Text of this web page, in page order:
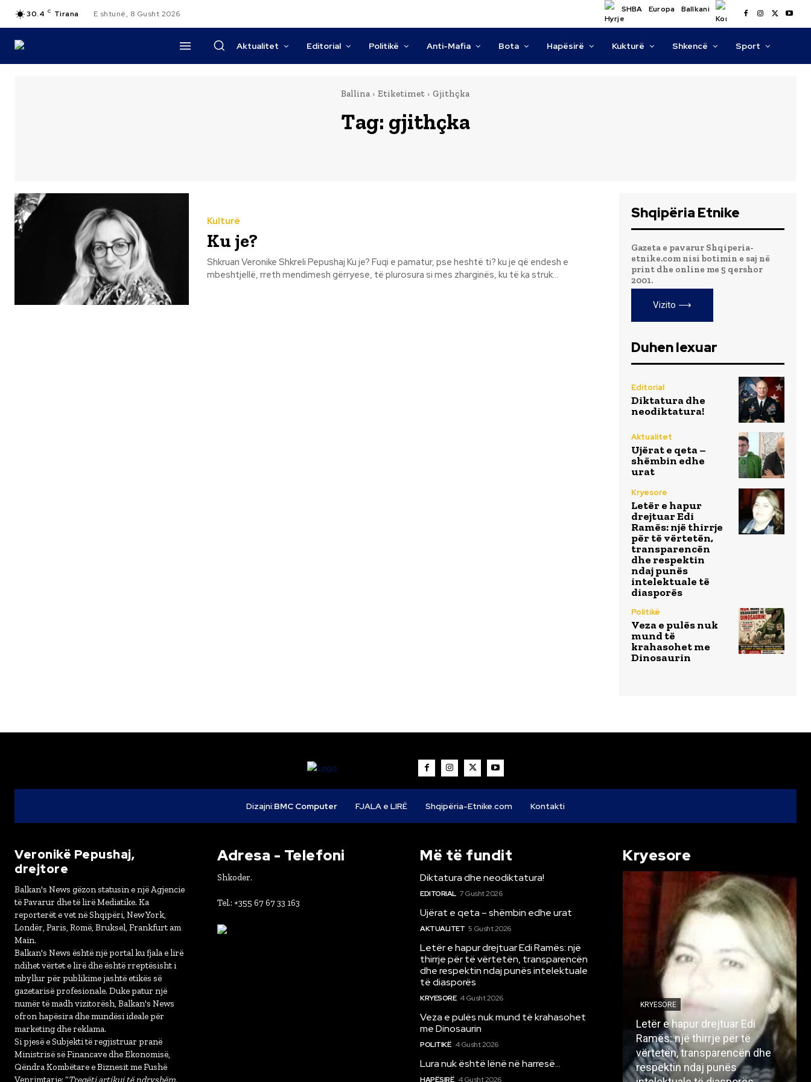
30.4 C Tirana E shtunë, 8 Gusht 2026 SHBA Europa Ballkani
Aktualitet Editorial Politikë Anti-Mafia Bota Hapësirë Kukturë Shkencë Sport
Ballina Etiketimet Gjithçka
Tag: gjithçka
Kulturë
Ku je?
Shkruan Veronike Shkreli Pepushaj Ku je? Fuqi e pamatur, pse heshtë ti? ku je që endesh e
mbeshtjellë, rreth mendimesh gërryese, të plurosura si mes zharginës, ku të ka struk...
Shqipëria Etnike
Gazeta e pavarur Shqiperia-
etnike.com nisi botimin e saj në
print dhe online me 5 qershor
2001.
Vizito ⟶
Duhen lexuar
Editorial
Diktatura dhe
neodiktatura!
Aktualitet
Ujërat e qeta –
shëmbin edhe
urat
Kryesore
Letër e hapur
drejtuar Edi
Ramës: një thirrje
për të vërtetën,
transparencën
dhe respektin
ndaj punës
intelektuale të
diasporës
Politikë
Veza e pulës nuk
mund të
krahasohet me
Dinosaurin
Dizajni:BMC Computer FJALA e LIRË Shqipëria-Etnike.com Kontakti
Veronikë Pepushaj,
drejtore
Balkan's News gëzon statusin e një Agjencie
të Pavarur dhe të lirë Mediatike. Ka
reporterët e vet në Shqipëri, New York,
Londër, Paris, Romë, Bruksel, Frankfurt am
Main.
Balkan's News është një portal ku fjala e lirë
ndihet vërtet e lirë dhe është rreptësisht i
mbyllur për publikime jashtë etikës së
gazetarisë profesionale. Duke patur një
numër të madh vizitorësh, Balkan's News
ofron hapësira dhe mundësi ideale për
marketing dhe reklama.
Si pjesë e Subjekti të regjistruar pranë
Ministrisë së Financave dhe Ekonomisë,
Qëndra Kombëtare e Biznesit me Fushë
Veprimtarie: “Tregëti artikuj të ndryshëm,
Adresa - Telefoni
Shkoder.
Tel.: +355 67 67 33 163
Më të fundit
Diktatura dhe neodiktatura!
EDITORIAL 7 Gusht 2026
Ujërat e qeta – shëmbin edhe urat
AKTUALITET 5 Gusht 2026
Letër e hapur drejtuar Edi Ramës: një
thirrje për të vërtetën, transparencën
dhe respektin ndaj punës intelektuale
të diasporës
KRYESORE 4 Gusht 2026
Veza e pulës nuk mund të krahasohet
me Dinosaurin
POLITIKË 4 Gusht 2026
Lura nuk është lënë në harresë…
HAPËSIRË 4 Gusht 2026
Kryesore
KRYESORE
Letër e hapur drejtuar Edi
Ramës: një thirrje për të
vërtetën, transparencën dhe
respektin ndaj punës